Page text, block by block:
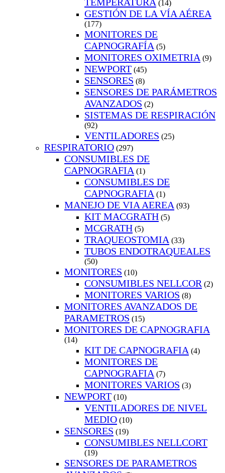
(14)
GESTIÓN DE LA VÍA AÉREA
(177)
MONITORES DE
CAPNOGRAFÍA (5)
MONITORES OXIMETRIA (9)
NEWPORT (45)
SENSORES (8)
SENSORES DE PARÁMETROS
AVANZADOS (2)
SISTEMAS DE RESPIRACIÓN
(92)
VENTILADORES (25)
RESPIRATORIO (297)
CONSUMIBLES DE
CAPNOGRAFIA (1)
CONSUMIBLES DE
CAPNOGRAFIA (1)
MANEJO DE VIA AEREA (93)
KIT MACGRATH (5)
MCGRATH (5)
TRAQUEOSTOMIA (33)
TUBOS ENDOTRAQUEALES
(50)
MONITORES (10)
CONSUMIBLES NELLCOR (2)
MONITORES VARIOS (8)
MONITORES AVANZADOS DE
PARAMETROS (15)
MONITORES DE CAPNOGRAFIA
(14)
KIT DE CAPNOGRAFIA (4)
MONITORES DE
CAPNOGRAFIA (7)
MONITORES VARIOS (3)
NEWPORT (10)
VENTILADORES DE NIVEL
MEDIO (10)
SENSORES (19)
CONSUMIBLES NELLCORT
(19)
SENSORES DE PARAMETROS